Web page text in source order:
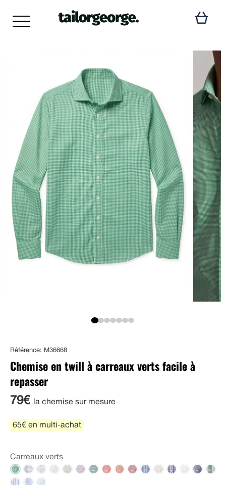
Référence: M36668
Chemise en twill à carreaux verts facile à
repasser
79€ la chemise sur mesure
65€ en multi-achat
Carreaux verts